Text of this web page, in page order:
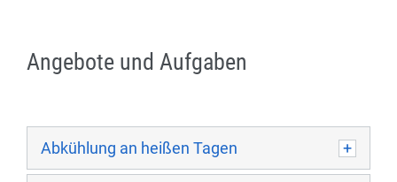
Angebote und Aufgaben
Abkühlung an heißen Tagen